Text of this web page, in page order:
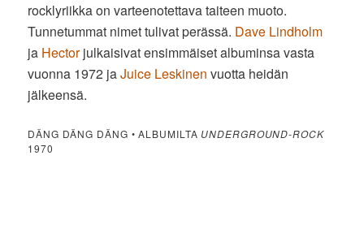
rocklyriikka on varteenotettava taiteen muoto.
Tunnetummat nimet tulivat perässä. Dave Lindholm
ja Hectorjulkaisivat ensimmäiset albuminsa vasta
vuonna 1972 jaJuice Leskinen vuotta heidän
jälkeensä.
DÄNG DÄNG DÄNG • ALBUMILTA UNDERGROUND-ROCK
1970